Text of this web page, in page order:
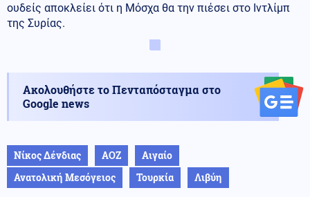
ουδείς αποκλείει ότι η Μόσχα θα την πιέσει στο Ιντλίμπ
της Συρίας.
Ακολουθήστε το Πενταπόσταγμα στο
Google news
Νίκος Δένδιας ΑΟΖ
Αιγαίο
Ανατολική Μεσόγειος
Τουρκία Λιβύη